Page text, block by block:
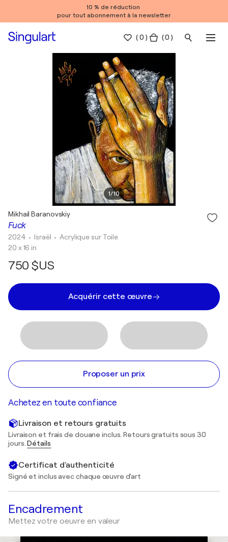
10 % de réduction
pour tout abonnement à la newsletter
(0 ) ( 0 )
1/10
Fuck
Mikhail Baranovskiy
2024 • Israël •Acrylique sur Toile
20 x 16 in
750 $US
Acquérir cette œuvre
Proposer un prix
Achetez en toute confiance
Livraison et retours gratuits
Livraison et frais de douane inclus. Retours gratuits sous 30
jours.Détails
Certificat d'authenticité
Signé et inclus avec chaque œuvre d'art
Encadrement
Mettez votre oeuvre en valeur